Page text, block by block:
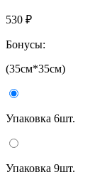
530 ₽
Бонусы:
(35см*35см)
Упаковка 6шт.
Упаковка 9шт.